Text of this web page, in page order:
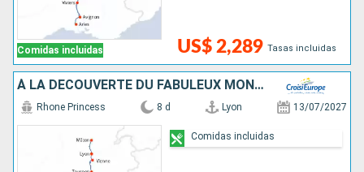
Comidas incluidas US$ 2,289 Tasas incluidas
À LA DÉCOUVERTE DU FABULEUX MONDE DE LA VIGNE ET DU VIN, TERROIRS D'EXCEPTION DU RHÔNE ET DE LA SAÔNE
Rhone Princess 8 d Lyon 13/07/2027
Comidas incluidas